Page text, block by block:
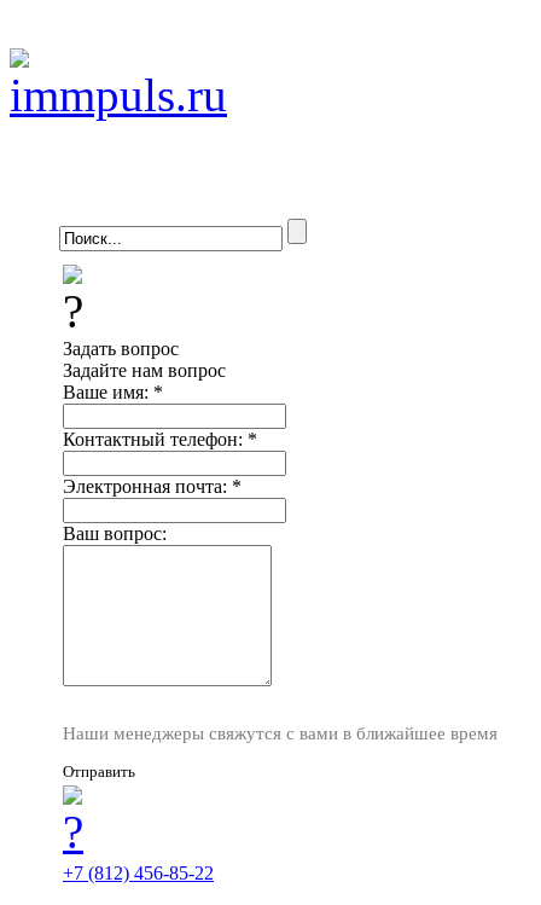
Задать вопрос
Задайте нам вопрос
Ваше имя: *
Контактный телефон: *
Электронная почта: *
Ваш вопрос:
Наши менеджеры свяжутся с вами в ближайшее время
Отправить
+7 (812) 456-85-22